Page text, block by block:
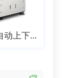
摄像头自动上下料机